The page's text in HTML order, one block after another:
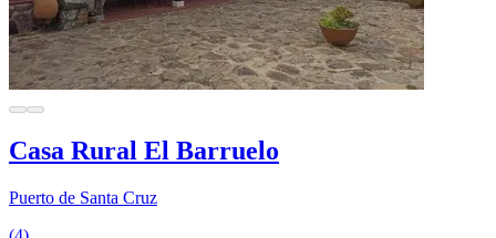
Casa Rural El Barruelo
Puerto de Santa Cruz